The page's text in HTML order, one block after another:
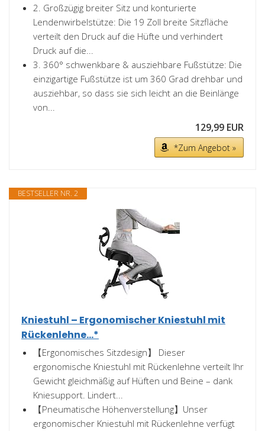
2. Großzügig breiter Sitz und konturierte
Lendenwirbelstütze: Die 19 Zoll breite Sitzfläche
verteilt den Druck auf die Hüfte und verhindert
Druck auf die...
3. 360° schwenkbare & ausziehbare Fußstütze: Die
einzigartige Fußstütze ist um 360 Grad drehbar und
ausziehbar, so dass sie sich leicht an die Beinlänge
von...
129,99 EUR
*Zum Angebot »
BESTSELLER NR. 2
Kniestuhl – Ergonomischer Kniestuhl mit
Rückenlehne...*
【Ergonomisches Sitzdesign】 Dieser
ergonomische Kniestuhl mit Rückenlehne verteilt Ihr
Gewicht gleichmäßig auf Hüften und Beine – dank
Kniesupport. Lindert...
【Pneumatische Höhenverstellung】Unser
ergonomischer Kniestuhl mit Rückenlehne verfügt